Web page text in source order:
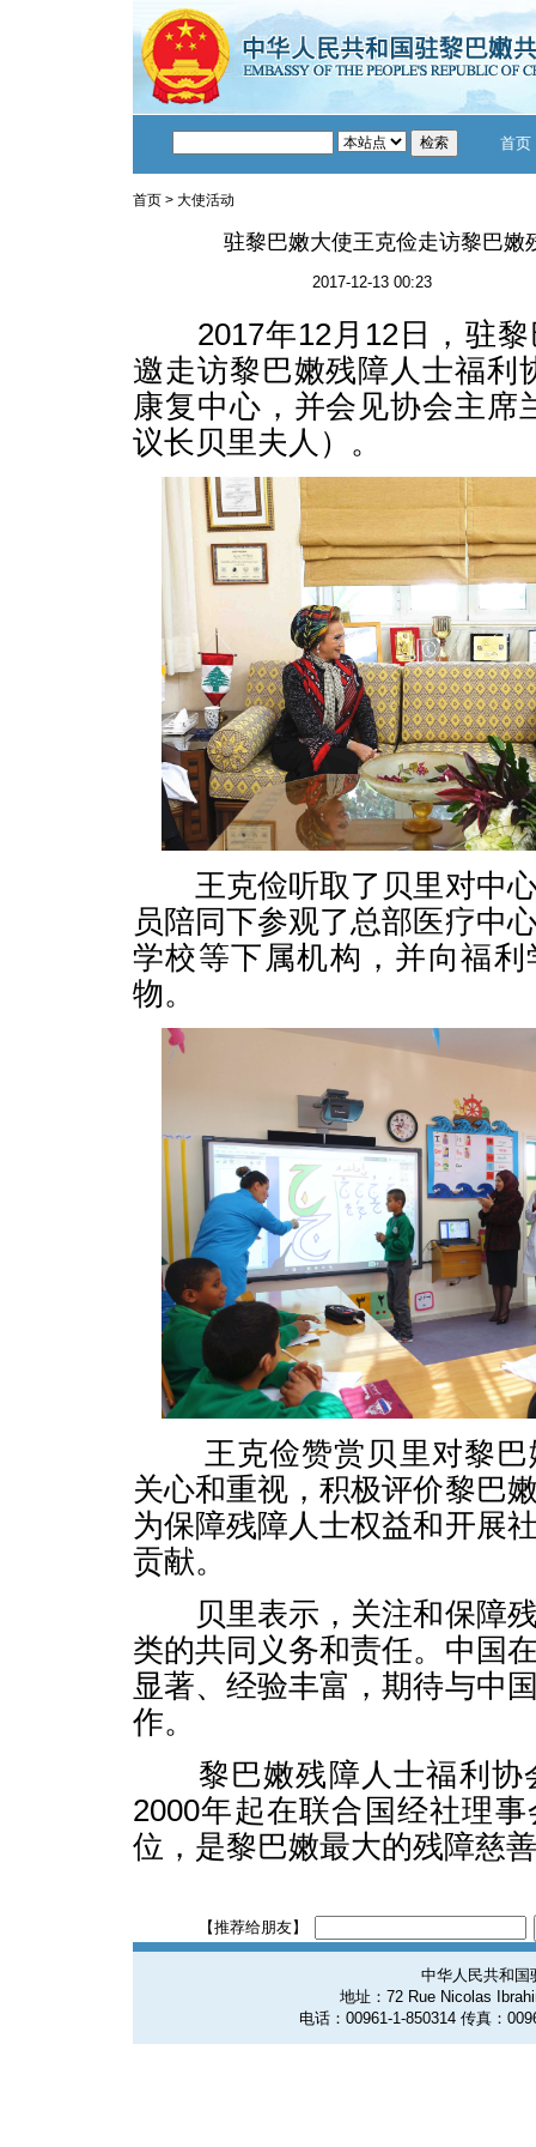
首页
首页 > 大使活动
驻黎巴嫩大使王克俭走访黎巴嫩
2017-12-13 00:23
2017年12月12日，驻黎
邀走访黎巴嫩残障人士福利
康复中心，并会见协会主席
议长贝里夫人）。
王克俭听取了贝里对中心
员陪同下参观了总部医疗中
学校等下属机构，并向福
物。
王克俭赞赏贝里对黎巴
关心和重视，积极评价黎巴
为保障残障人士权益和开展
贡献。
贝里表示，关注和保障残
类的共同义务和责任。中国
显著、经验丰富，期待与中
作。
黎巴嫩残障人士福利协
2000年起在联合国经社理
位，是黎巴嫩最大的残障慈
【推荐给朋友】
中华人民共和国
地址：72 Rue Nicolas
电话：00961-1-850314 传真：